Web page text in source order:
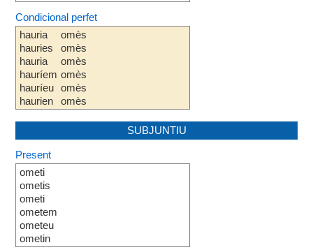
Condicional perfet
hauria
hauries
hauria
hauríem
hauríeu
haurien
omès
omès
omès
omès
omès
omès
SUBJUNTIU
Present
ometi
ometis
ometi
ometem
ometeu
ometin